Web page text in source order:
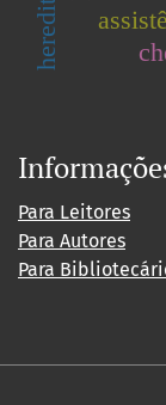
Para Leitores
Para Autores
Para